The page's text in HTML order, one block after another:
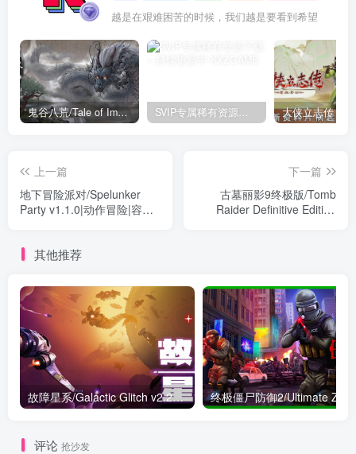
越是在艰难困苦的时候，我们越是要看到希望
鬼谷八荒/Tale of Immortal v1.2.105.259|角色扮演|容量27.4GB|免安装绿色中文版 SVIP专属稀有资源下载 – 持续更新中
上一篇
地下冒险派对/Spelunker
Party v1.1.0|动作冒险|容量
下一篇
古墓丽影9终极版/Tomb
Raider Definitive Edition
其他推荐
故障星系/Galactic Glitch v2.22|动作冒险|容量885MB|免安装绿色中文版
评论 抢沙发